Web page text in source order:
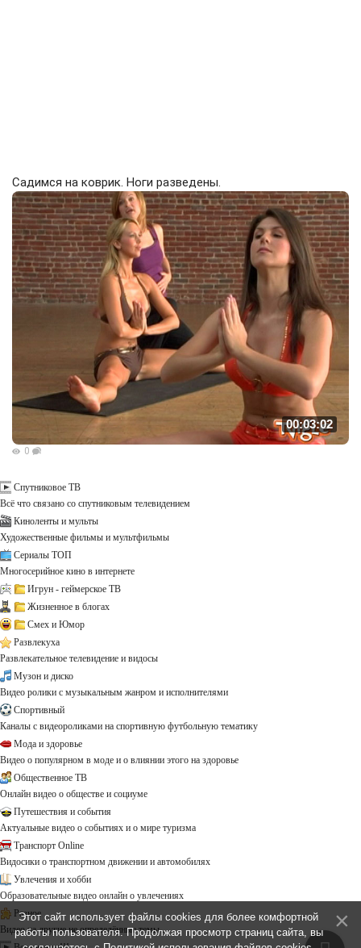
Садимся на коврик. Ноги разведены.
00:03:02
0
Спутниковое ТВ
Всё что связано со спутниковым телевидением
Киноленты и мульты
Художественные фильмы и мультфильмы
Сериалы ТОП
Многосерийное кино в интернете
Игрун - геймерское ТВ
Жизненное в блогах
Смех и Юмор
Развлекуха
Развлекательное телевидение и видосы
Музон и диско
Видео ролики с музыкальным жанром и исполнителями
Спортивный
Каналы с видеороликами на спортивную футбольную тематику
Мода и здоровье
Видео о популярном в моде и о влиянии этого на здоровье
Общественное ТВ
Онлайн видео о обществе и социуме
Путешествия и события
Актуальные видео о событиях и о мире туризма
Транспорт Online
Видосики о транспортном движении и автомобилях
Увлечения и хобби
Образовательные видео онлайн о увлечениях
Разное
Видео на другие не определённые темы ...
Этот сайт использует файлы cookies для более комфортной
работы пользователя. Продолжая просмотр страниц сайта, вы